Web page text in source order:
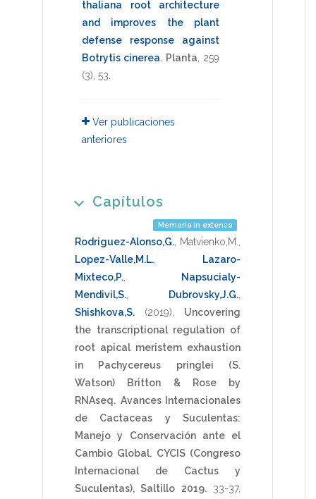
thaliana root architecture
and improves the plant
defense response against
Botrytis cinerea. Planta
259
(3), 53
Ver publicaciones
anteriores
Capítulos
Memoria in extenso
Rodriguez-Alonso,G. Matvienko,M.
Lopez-Valle,M.L.
Lazaro-
Mixteco,P.
Napsucialy-
Mendivil,S.
Dubrovsky,J.G.
Shishkova,S.
(2019)
Uncovering
the transcriptional regulation of
root apical meristem exhaustion
in Pachycereus pringlei (S.
Watson) Britton & Rose by
RNAseq. Avances Internacionales
de Cactaceas y Suculentas:
Manejo y Conservación ante el
Cambio Global. CYCIS (Congreso
Internacional de Cactus y
Suculentas), Saltillo 2019.
33-37,